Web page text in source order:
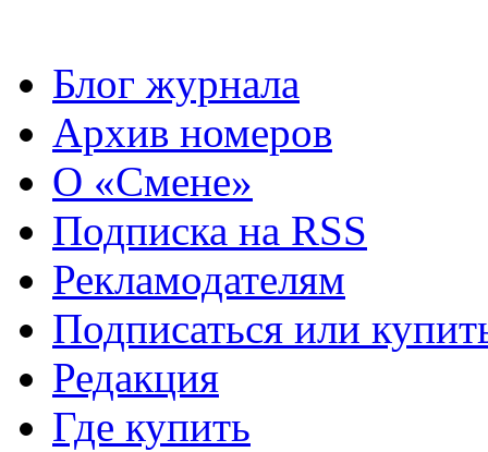
Блог журнала
Архив номеров
О «Смене»
Подписка на RSS
Рекламодателям
Подписаться или
Редакция
Где купить